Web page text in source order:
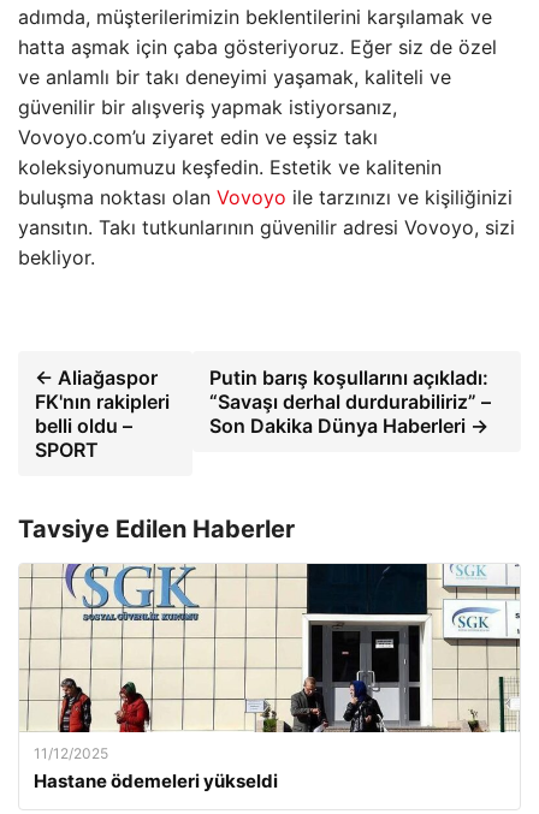
adımda, müşterilerimizin beklentilerini karşılamak ve
hatta aşmak için çaba gösteriyoruz. Eğer siz de özel
ve anlamlı bir takı deneyimi yaşamak, kaliteli ve
güvenilir bir alışveriş yapmak istiyorsanız,
Vovoyo.com’u ziyaret edin ve eşsiz takı
koleksiyonumuzu keşfedin. Estetik ve kalitenin
buluşma noktası olan Vovoyo ile tarzınızı ve kişiliğinizi
yansıtın. Takı tutkunlarının güvenilir adresi Vovoyo, sizi
bekliyor.
← Aliağaspor
FK'nın rakipleri
belli oldu –
SPORT
Putin barış koşullarını açıkladı:
“Savaşı derhal durdurabiliriz” –
Son Dakika Dünya Haberleri →
Tavsiye Edilen Haberler
11/12/2025
Hastane ödemeleri yükseldi